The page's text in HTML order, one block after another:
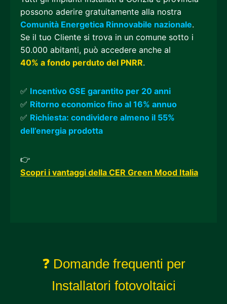
possono aderire gratuitamente alla nostra
Comunità Energetica Rinnovabile nazionale.
Se il tuo Cliente si trova in un comune sotto i
50.000 abitanti, può accedere anche al
40% a fondo perduto del PNRR.
✅ Incentivo GSE garantito per 20 anni
✅ Ritorno economico fino al 16% annuo
✅ Richiesta: condividere almeno il 55%
dell’energia prodotta
👉
Scopri i vantaggi della CER Green Mood Italia
❓ Domande frequenti per
Installatori fotovoltaici